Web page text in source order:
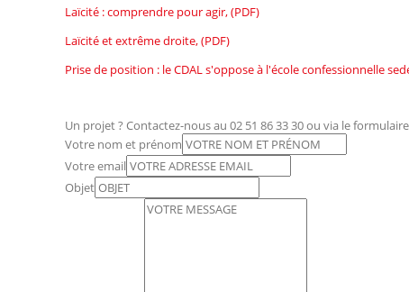
Laïcité : comprendre pour agir, (PDF)
Laïcité et extrême droite, (PDF)
Prise de position : le CDAL s'oppose à l'école confessionnelle
Un projet ? Contactez-nous au 02 51 86 33 30 ou via le
Votre nom et prénom
Votre email
Objet